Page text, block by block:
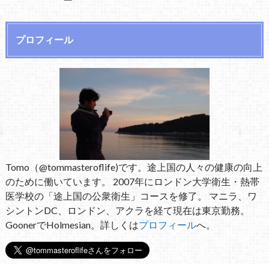
プロフィール
Tomo（@tommasteroflife)です。途上国の人々の健康の向上
のために働いています。 2007年にロンドン大学衛生・熱帯
医学校の「途上国の公衆衛生」コースを修了。 マニラ、ワ
シントンDC、ロンドン、アクラを経て現在は東京勤務。
GoonerでHolmesian。詳しくはプロフィールへ。